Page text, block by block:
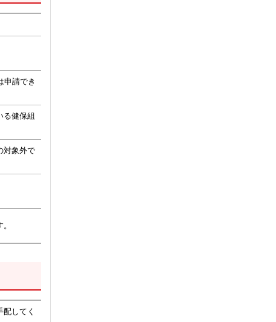
申請でき
る健保組
対象外で
してく